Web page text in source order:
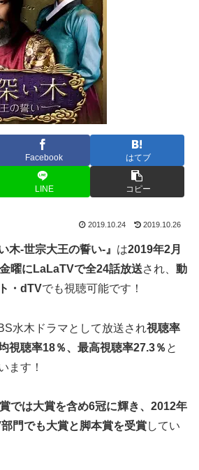
Facebook はてブ
LINE コピー
2019.10.24 2019.10.26
木-世宗大王の誓い-』 は2019年2月
曜に LaLaTVで全24話放送され、 動
・ dTVでも視聴可能です！
水木ドラマとして放送され視聴率
視聴率18％、最高視聴率27.3％ と
ます！
では大賞を含め6冠に輝き、2012年
門でも大賞と脚本賞を受賞してい